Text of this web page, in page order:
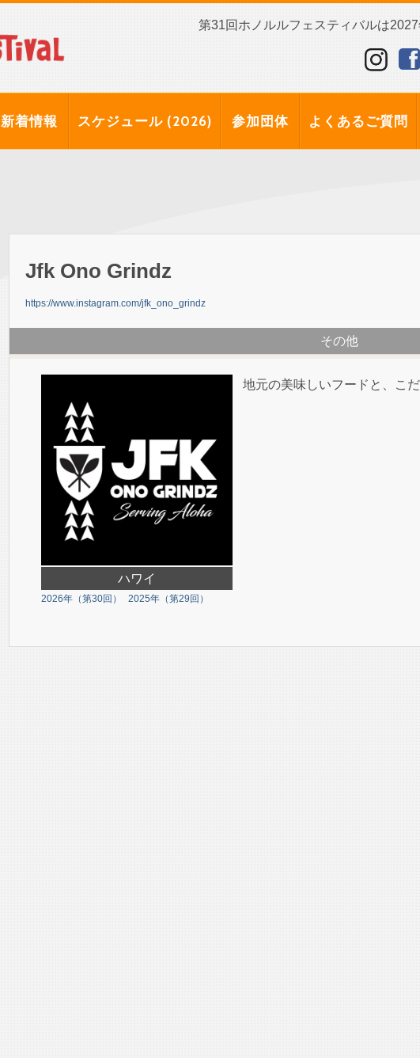
第31回ホノルルフェスティバルは
新着情報 スケジュール (2026) 参加団体 よくあるご質問
Jfk Ono Grindz
https://www.instagram.com/jfk_ono_grindz
その他
ハワイ
2026年（第30回） 2025年（第29回）
地元の美味しいフードと、こ